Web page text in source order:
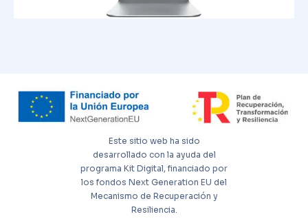
Este sitio web ha sido
desarrollado con la ayuda del
programa Kit Digital, financiado por
los fondos Next Generation EU del
Mecanismo de Recuperación y
Resiliencia.